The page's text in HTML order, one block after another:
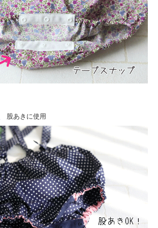
股あきに使用